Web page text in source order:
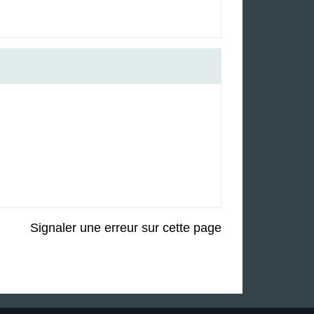
Signaler une erreur sur cette page